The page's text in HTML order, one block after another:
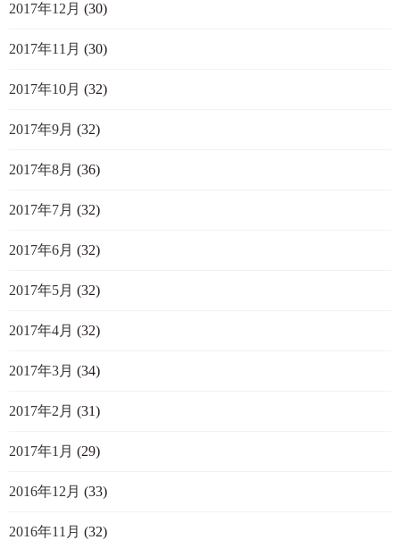
2017年12月 (30)
2017年11月 (30)
2017年10月 (32)
2017年9月 (32)
2017年8月 (36)
2017年7月 (32)
2017年6月 (32)
2017年5月 (32)
2017年4月 (32)
2017年3月 (34)
2017年2月 (31)
2017年1月 (29)
2016年12月 (33)
2016年11月 (32)